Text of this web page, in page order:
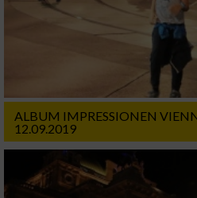
ALBUM IMPRESSIONEN
12.09.2019